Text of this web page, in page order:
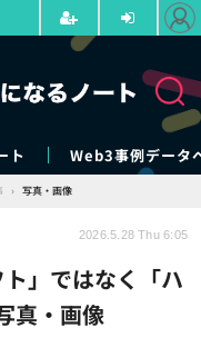
ト Web3事例データ
› 写真・画像
」ではなく「ハ
真・画像
2026.5.28 Thu 6:05